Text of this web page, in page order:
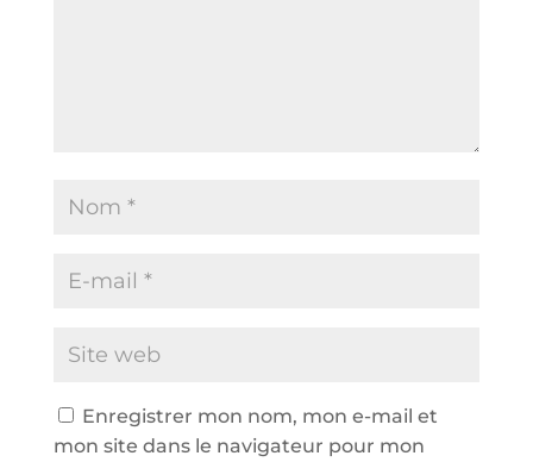
Enregistrer mon nom, mon e-mail et
mon site dans le navigateur pour mon